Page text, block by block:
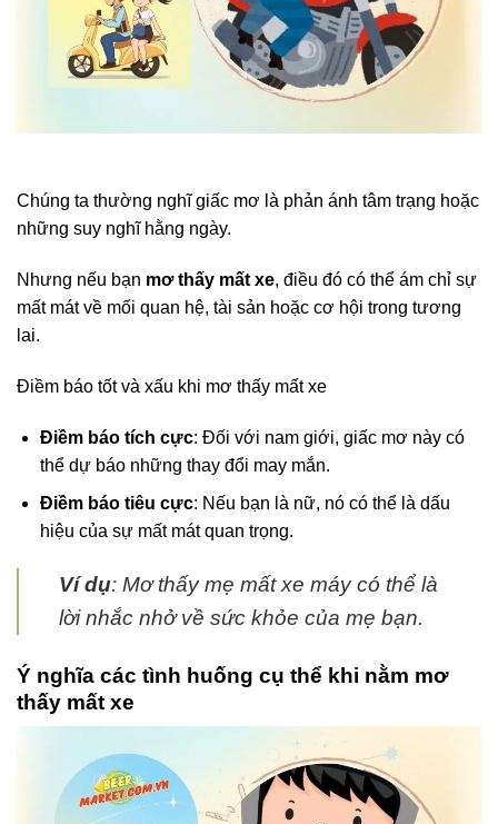
Chúng ta thường nghĩ giấc mơ là phản ánh tâm trạng hoặc
những suy nghĩ hằng ngày.
Nhưng nếu bạn mơ thấy mất xe, điều đó có thể ám chỉ sự
mất mát về mối quan hệ, tài sản hoặc cơ hội trong tương
lai.
Điềm báo tốt và xấu khi mơ thấy mất xe
Điềm báo tích cực: Đối với nam giới, giấc mơ này có
thể dự báo những thay đổi may mắn.
Điềm báo tiêu cực: Nếu bạn là nữ, nó có thể là dấu
hiệu của sự mất mát quan trọng.
Ví dụ: Mơ thấy mẹ mất xe máy có thể là
lời nhắc nhở về sức khỏe của mẹ bạn.
Ý nghĩa các tình huống cụ thể khi nằm mơ
thấy mất xe